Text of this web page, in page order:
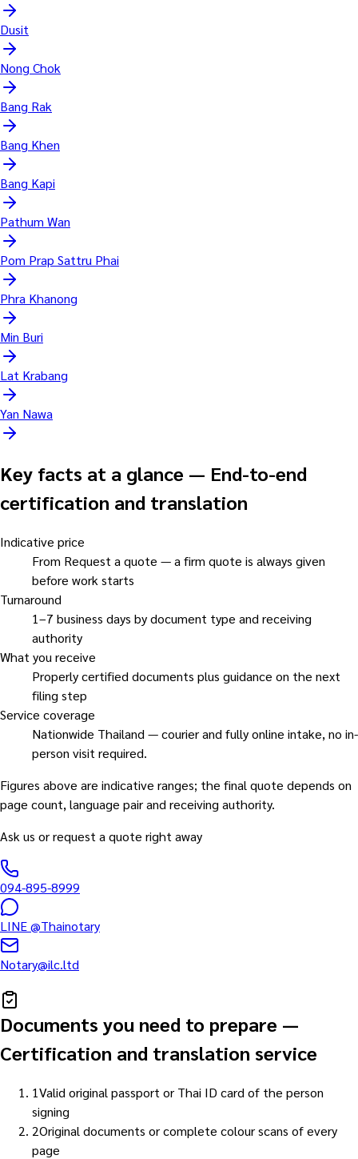
Dusit
Nong Chok
Bang Rak
Bang Khen
Bang Kapi
Pathum Wan
Pom Prap Sattru Phai
Phra Khanong
Min Buri
Lat Krabang
Yan Nawa
Key facts at a glance — End-to-end
certification and translation
Indicative price
From Request a quote — a firm quote is always given
before work starts
Turnaround
1–7 business days by document type and receiving
authority
What you receive
Properly certified documents plus guidance on the next
filing step
Service coverage
Nationwide Thailand — courier and fully online intake, no in-
person visit required.
Figures above are indicative ranges; the final quote depends on
page count, language pair and receiving authority.
Ask us or request a quote right away
094-895-8999
LINE@Thainotary
Notary@ilc.ltd
Documents you need to prepare —
Certification and translation service
1Valid original passport or Thai ID card of the person
signing
2Original documents or complete colour scans of every
page